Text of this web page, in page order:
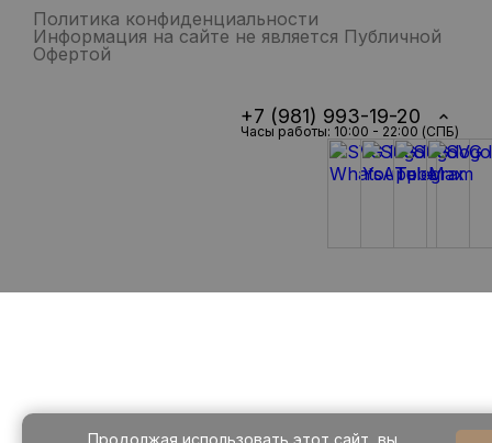
Политика конфиденциальности
Информация на сайте не является Публичной
Офертой
+7 (981) 993-19-20
Часы работы: 10:00 - 22:00 (СПБ)
Продолжая использовать этот сайт, вы